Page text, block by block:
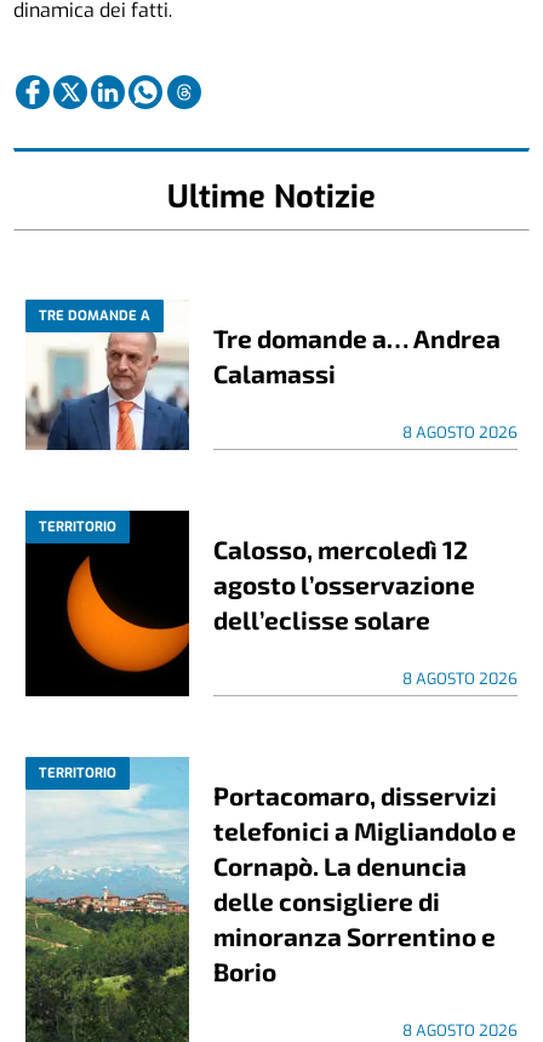
dinamica dei fatti.
Ultime Notizie
TRE DOMANDE A
Tre domande a… Andrea
Calamassi
8 AGOSTO 2026
TERRITORIO
Calosso, mercoledì 12
agosto l’osservazione
dell’eclisse solare
8 AGOSTO 2026
TERRITORIO
Portacomaro, disservizi
telefonici a Migliandolo e
Cornapò. La denuncia
delle consigliere di
minoranza Sorrentino e
Borio
8 AGOSTO 2026